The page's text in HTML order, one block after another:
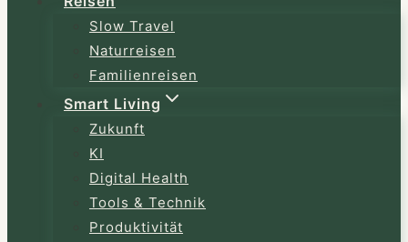
Slow Travel
Naturreisen
Familienreisen
Smart Living
Zukunft
KI
Digital Health
Tools & Technik
Produktivität